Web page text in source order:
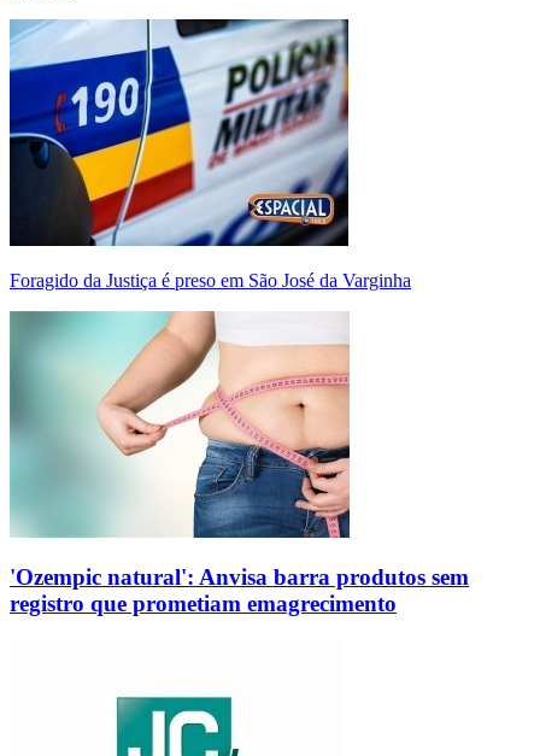
Foragido da Justiça é preso em São José da Varginha
'Ozempic natural': Anvisa barra produtos sem
registro que prometiam emagrecimento